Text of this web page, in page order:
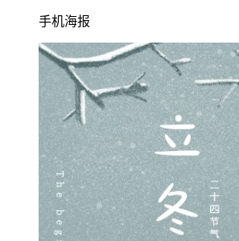
手机海报